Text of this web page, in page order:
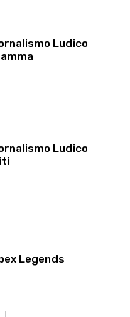
Ludico
Ludico
Legends